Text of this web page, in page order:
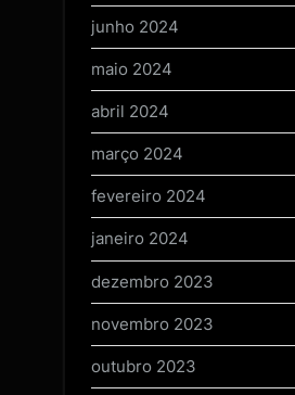
junho 2024
maio 2024
abril 2024
março 2024
fevereiro 2024
janeiro 2024
dezembro 2023
novembro 2023
outubro 2023